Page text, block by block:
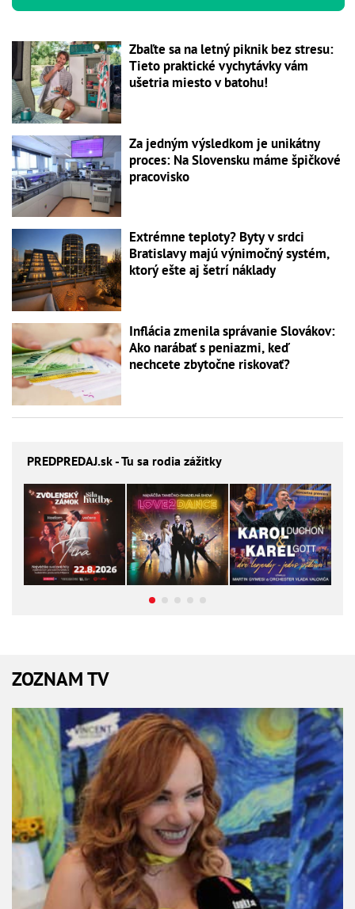
Zbaľte sa na letný piknik bez stresu:
Tieto praktické vychytávky vám
ušetria miesto v batohu!
Za jedným výsledkom je unikátny
proces: Na Slovensku máme špičkové
pracovisko
Extrémne teploty? Byty v srdci
Bratislavy majú výnimočný systém,
ktorý ešte aj šetrí náklady
Inflácia zmenila správanie Slovákov:
Ako narábať s peniazmi, keď
nechcete zbytočne riskovať?
PREDPREDAJ.sk - Tu sa rodia zážitky
ZOZNAM TV